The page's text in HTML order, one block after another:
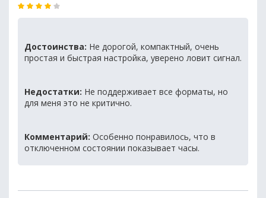
Достоинства: Не дорогой, компактный, очень
простая и быстрая настройка, уверено ловит сигнал.
Недостатки: Не поддерживает все форматы, но
для меня это не критично.
Комментарий: Особенно понравилось, что в
отключенном состоянии показывает часы.